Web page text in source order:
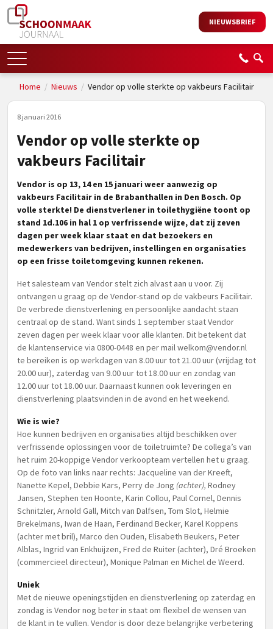
NIEUWSBRIEF
Home / Nieuws / Vendor op volle sterkte op vakbeurs Facilitair
8 januari 2016
Vendor op volle sterkte op
vakbeurs Facilitair
Vendor is op 13, 14 en 15 januari weer aanwezig op
vakbeurs Facilitair in de Brabanthallen in Den Bosch. Op
volle sterkte! De dienstverlener in toilethygiëne toont op
stand 1d.106 in hal 1 op verfrissende wijze, dat zij zeven
dagen per week klaar staat en dat bezoekers en
medewerkers van bedrijven, instellingen en organisaties
op een frisse toiletomgeving kunnen rekenen.
Het salesteam van Vendor stelt zich alvast aan u voor. Zij
ontvangen u graag op de Vendor-stand op de vakbeurs Facilitair.
De verbrede dienstverlening en persoonlijke aandacht staan
centraal op de stand. Want sinds 1 september staat Vendor
zeven dagen per week klaar voor alle klanten. Dit betekent dat
de klantenservice via 0800-0448 en per mailwelkom@vendor.nl
te bereiken is op werkdagen van 8.00 uur tot 21.00 uur (vrijdag tot
20.00 uur), zaterdag van 9.00 uur tot 18.00 uur en zondag van
12.00 uur tot 18.00 uur. Daarnaast kunnen ook leveringen en
dienstverlening plaatsvinden in de avond en het weekend.
Wie is wie?
Hoe kunnen bedrijven en organisaties altijd beschikken over
verfrissende oplossingen voor de toiletruimte? De collega’s van
het ruim 20-koppige Vendor verkoopteam vertellen het u graag.
Op de foto van links naar rechts: Jacqueline van der Kreeft,
Nanette Kepel, Debbie Kars, Perry de Jong (achter), Rodney
Jansen, Stephen ten Hoonte, Karin Collou, Paul Cornel, Dennis
Schnitzler, Arnold Gall, Mitch van Dalfsen, Tom Slot, Helmie
Brekelmans, Iwan de Haan, Ferdinand Becker, Karel Koppens
(achter met bril), Marco den Ouden, Elisabeth Beukers, Peter
Alblas, Ingrid van Enkhuijzen, Fred de Ruiter (achter), Dré Broeken
(commercieel directeur), Monique Palman en Michel de Weerd.
Uniek
Met de nieuwe openingstijden en dienstverlening op zaterdag en
zondag is Vendor nog beter in staat om flexibel de wensen van
de klant in te vullen. Vendor is door deze belangrijke verbetering